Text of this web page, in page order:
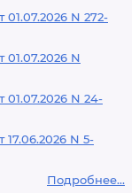
N 272-
N
N 24-
N 5-
Подробнее...